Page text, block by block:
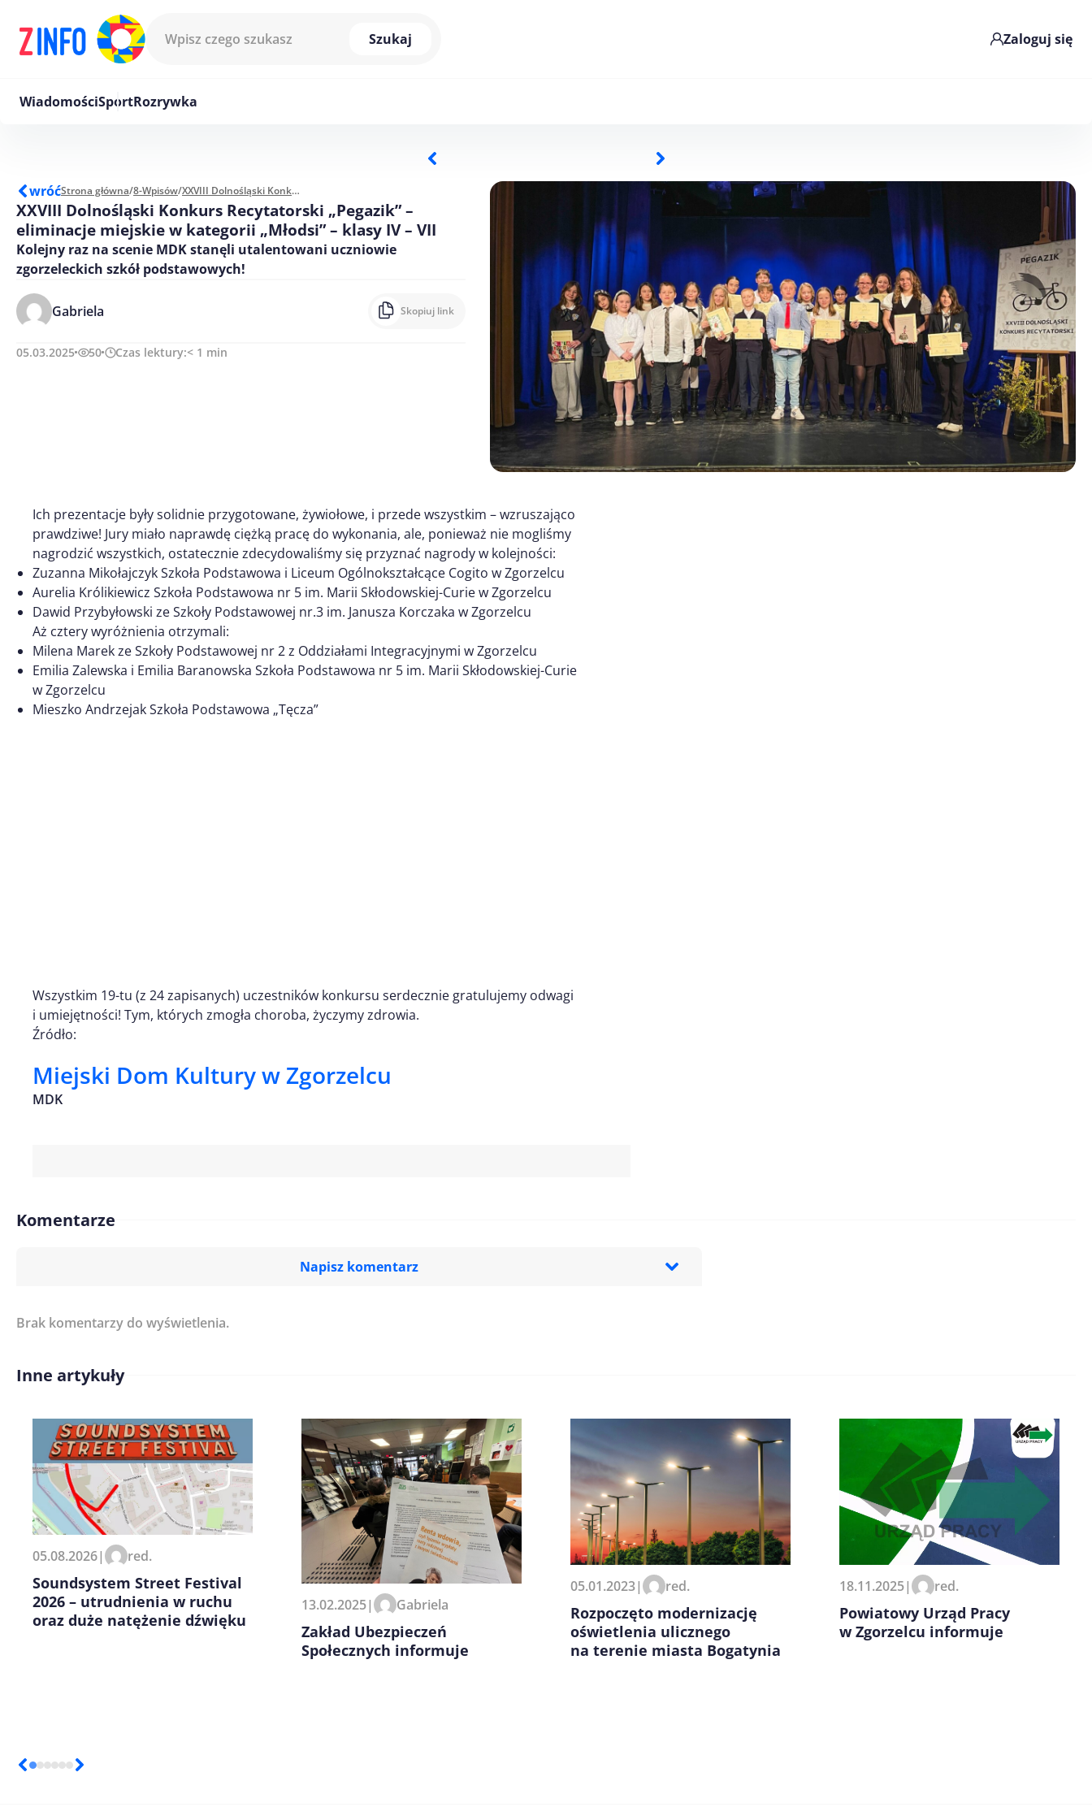
Szukaj
Zaloguj się
WiadomościSportRozrywka
wróćStrona główna/8-Wpisów/ XXVIII Dolnośląski Konkurs Recytatorski "Pegazik" - eliminacje miejskie w kategorii "Młodsi" - klasy IV - VII
XXVIII Dolnośląski Konkurs Recytatorski „Pegazik” –
eliminacje miejskie w kategorii „Młodsi” – klasy IV – VII
Kolejny raz na scenie MDK stanęli utalentowani uczniowie
zgorzeleckich szkół podstawowych!
Gabriela Skopiuj link
05.03.2025 50 Czas lektury:< 1 min
Ich prezentacje były solidnie przygotowane, żywiołowe, i przede wszystkim – wzruszająco
prawdziwe! Jury miało naprawdę ciężką pracę do wykonania, ale, ponieważ nie mogliśmy
nagrodzić wszystkich, ostatecznie zdecydowaliśmy się przyznać nagrody w kolejności:
Zuzanna Mikołajczyk Szkoła Podstawowa i Liceum Ogólnokształcące Cogito w Zgorzelcu
Aurelia Królikiewicz Szkoła Podstawowa nr 5 im. Marii Skłodowskiej-Curie w Zgorzelcu
Dawid Przybyłowski ze Szkoły Podstawowej nr.3 im. Janusza Korczaka w Zgorzelcu
Aż cztery wyróżnienia otrzymali:
Milena Marek ze Szkoły Podstawowej nr 2 z Oddziałami Integracyjnymi w Zgorzelcu
Emilia Zalewska i Emilia Baranowska Szkoła Podstawowa nr 5 im. Marii Skłodowskiej-Curie
w Zgorzelcu
Mieszko Andrzejak Szkoła Podstawowa „Tęcza”
Wszystkim 19-tu (z 24 zapisanych) uczestników konkursu serdecznie gratulujemy odwagi
i umiejętności! Tym, których zmogła choroba, życzymy zdrowia.
Źródło:
Miejski Dom Kultury w Zgorzelcu
MDK
Komentarze
Napisz komentarz
Imię/ Nick*
Zapamiętaj moje dane w tej przeglądarce podczas pisania
Brak komentarzy do wyświetlenia.
Inne artykuły
05.08.2026| red.
Soundsystem Street Festival
2026 – utrudnienia w ruchu
oraz duże natężenie dźwięku
13.02.2025| Gabriela
Zakład Ubezpieczeń
Społecznych informuje
05.01.2023| red.
Rozpoczęto modernizację
oświetlenia ulicznego
na terenie miasta Bogatynia
18.11.2025| red.
Powiatowy Urząd Pracy
w Zgorzelcu informuje